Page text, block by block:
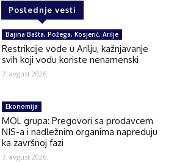
Poslednje vesti
Bajina Bašta, Požega, Kosjerić, Arilje
Restrikcije vode u Arilju, kažnjavanje
svih koji vodu koriste nenamenski
7. avgust 2026.
Ekonomija
MOL grupa: Pregovori sa prodavcem
NIS-a i nadležnim organima napreduju
ka završnoj fazi
7. avgust 2026.